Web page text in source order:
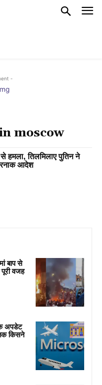
-
moscow
हमला, तिलमिलाए पुतिन ने
आदेश
बाप से
वजह
अपडेट
किसने